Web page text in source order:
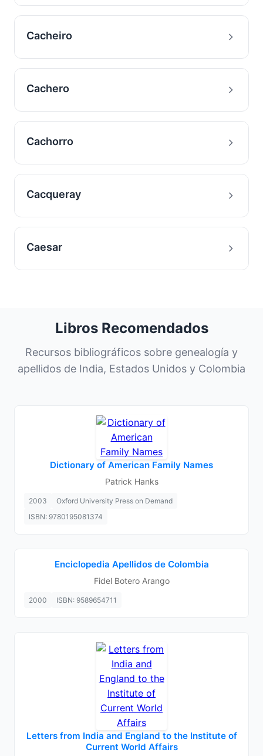
Cacheiro
Cachero
Cachorro
Cacqueray
Caesar
Libros Recomendados
Recursos bibliográficos sobre genealogía y
apellidos de India, Estados Unidos y Colombia
Dictionary of American Family Names
Patrick Hanks
2003
Oxford University Press on Demand
ISBN: 9780195081374
Enciclopedia Apellidos de Colombia
Fidel Botero Arango
2000 ISBN: 9589654711
Letters from India and England to the Institute of
Current World Affairs